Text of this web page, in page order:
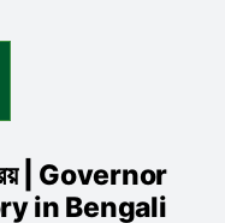
| Governor
in Bengali